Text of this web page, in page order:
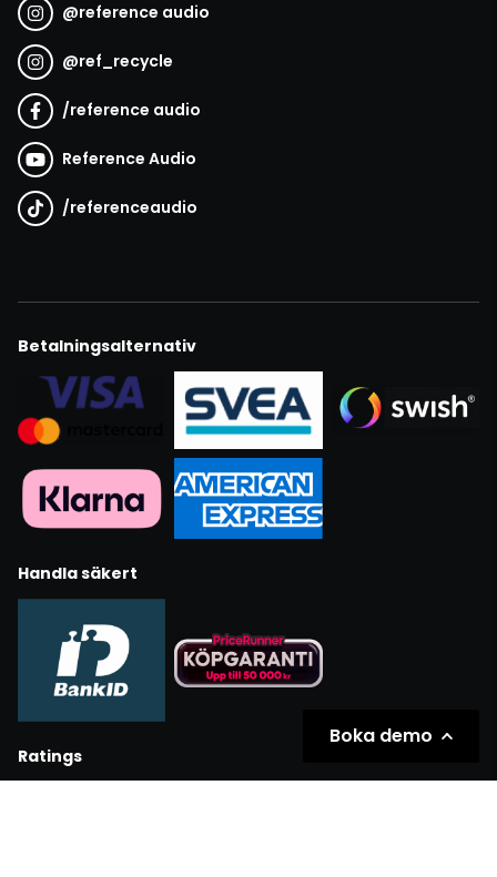
@reference audio
@ref_recycle
/reference audio
Reference Audio
/referenceaudio
Betalningsalternativ
Handla säkert
Ratings
Boka demo